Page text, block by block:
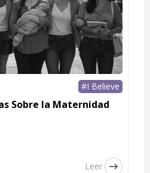
#I Believe
Sobre la Maternidad
Leer